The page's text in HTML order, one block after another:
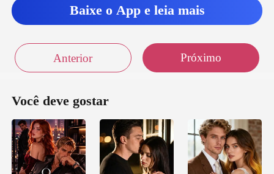
Baixe o App e leia mais
Anterior Próximo
Você deve gostar